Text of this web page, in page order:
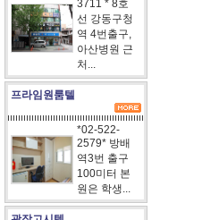
3711 * 8호
선 강동구청
역 4번출구,
아산병원 근
처...
프라임원룸텔
*02-522-
2579* 방배
역3번 출구
100미터 본
원은 학생...